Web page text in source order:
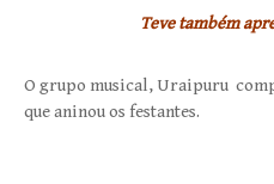
Teve também
O grupo musical, Uraipuru
que aninou os festantes.